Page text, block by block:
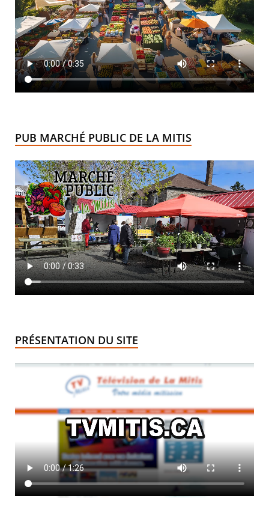
PUB MARCHÉ PUBLIC DE LA MITIS
PRÉSENTATION DU SITE